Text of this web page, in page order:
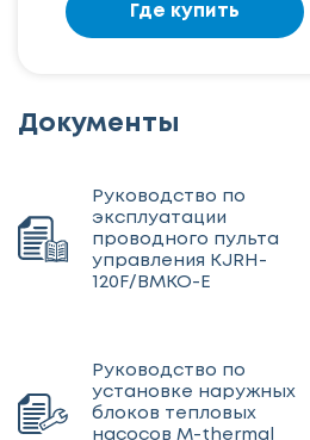
Где купить
Документы
Руководство по
эксплуатации
проводного пульта
управления KJRH-
120F/BMKO-E
Руководство по
установке наружных
блоков тепловых
насосов M-thermal